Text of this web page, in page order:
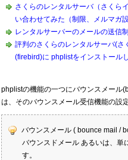
さくらのレンタルサーバ（さくら
い合わせてみた（制限、メルマガ設
レンタルサーバーのメールの送信
評判のさくらのレンタルサーバ(さ
(firebird)に phplistをインストール
phplistの機能の一つにバウンスメール
は、そのバウンスメール受信機能の設
バウンスメール ( bounce mail /
バウンスドメール あるいは、単
す。